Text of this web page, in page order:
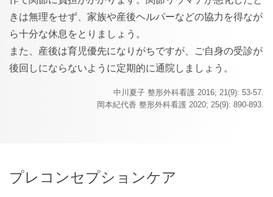
きは無理をせず、家族や産後ヘルパーなどの協力を得なが
ら十分な休息をとりましょう。
また、産後は育児優先になりがちですが、ご自身の受診が
後回しにならないように定期的に通院しましょう。
中川夏子 整形外科看護 2016; 21(9): 53-57.
岡本紀代香 整形外科看護 2020; 25(9): 890-893.
プレコンセプションケア